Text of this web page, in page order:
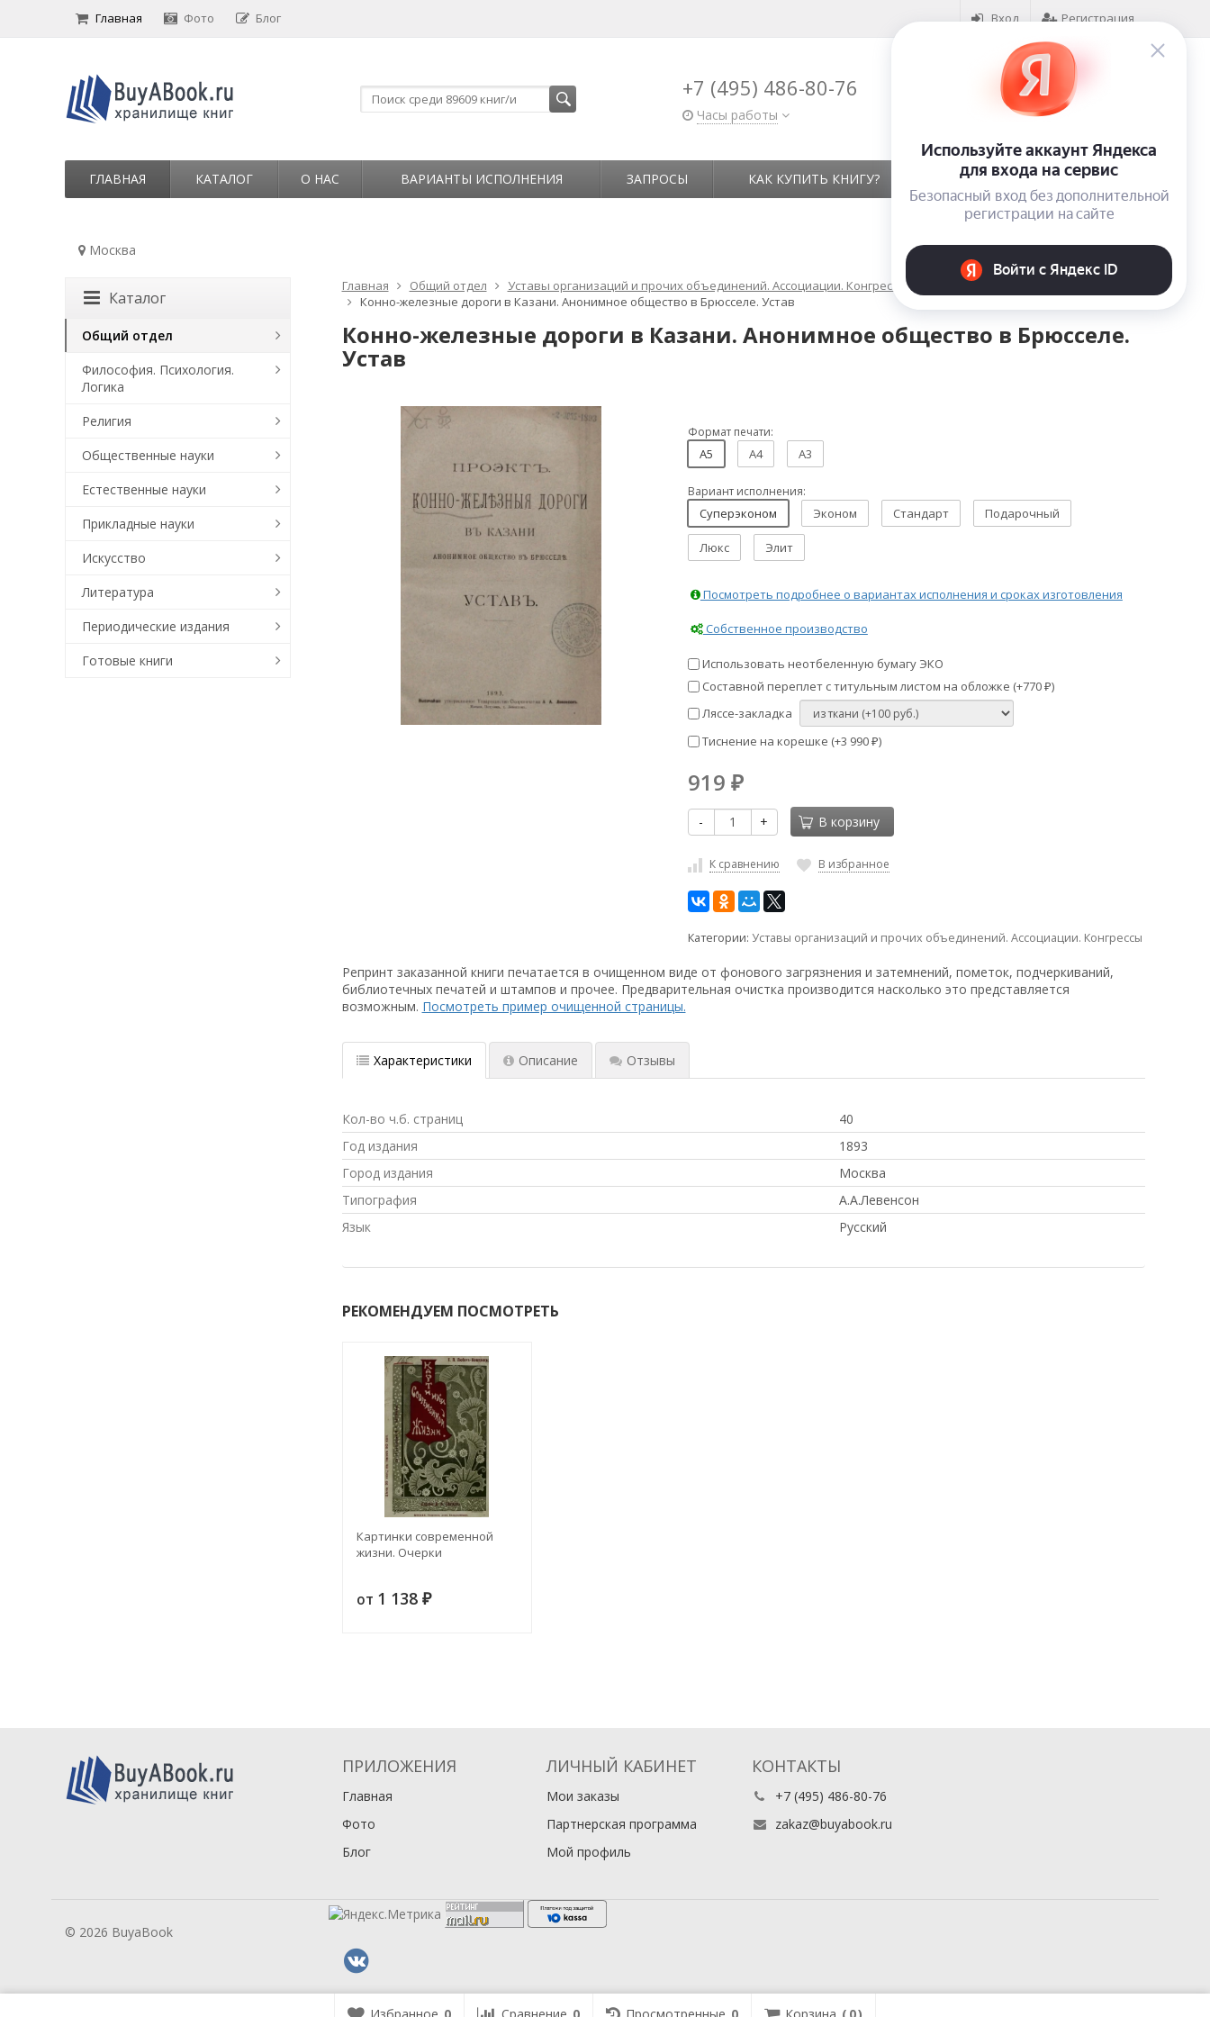
Вход Регистрация
Главная Фото Блог
+7 (495) 486-80-76
Часы работы
Корзина ( 0)
на сумму0₽
ГЛАВНАЯ КАТАЛОГ О НАС ВАРИАНТЫ ИСПОЛНЕНИЯ ЗАПРОСЫ КАК КУПИТЬ КНИГУ? КОНТАКТЫ ОТЗЫВЫ
Москва
Главная Общий отдел
Уставы организаций и прочих объединений. Ассоциации. Конгрессы
Конно-железные дороги в Казани. Анонимное общество в Брюсселе. Устав
Конно-железные дороги в Казани. Анонимное общество в Брюсселе.
Устав
Формат печати:
A5 A4 A3
Вариант исполнения:
Суперэконом Эконом Стандарт Подарочный
Люкс Элит
Посмотреть подробнее о вариантах исполнения и сроках изготовления
Собственное производство
Использовать неотбеленную бумагу ЭКО
Составной переплет с титульным листом на обложке (+770 ₽)
Ляссе-закладка
Тиснение на корешке (+3 990 ₽)
919 ₽
- + В корзину
К сравнению В избранное
Категории: Уставы организаций и прочих объединений. Ассоциации. Конгрессы
Репринт заказанной книги печатается в очищенном виде от фонового загрязнения и затемнений, пометок, подчеркиваний,
библиотечных печатей и штампов и прочее. Предварительная очистка производится насколько это представляется
возможным. Посмотреть пример очищенной страницы.
Характеристики Описание Отзывы
Кол-во ч.б. страниц
40
Год издания
1893
Город издания
Москва
Типография
А.А.Левенсон
Язык
Русский
РЕКОМЕНДУЕМ ПОСМОТРЕТЬ
Картинки современной
жизни. Очерки
от 1 138 ₽
Каталог
Общий отдел
Философия. Психология.
Логика
Религия
Общественные науки
Естественные науки
Прикладные науки
Искусство
Литература
Периодические издания
Готовые книги
ПРИЛОЖЕНИЯ
Главная
Фото
Блог
ЛИЧНЫЙ КАБИНЕТ
Мои заказы
Партнерская программа
Мой профиль
КОНТАКТЫ
+7 (495) 486-80-76
zakaz@buyabook.ru
© 2026 BuyaBook